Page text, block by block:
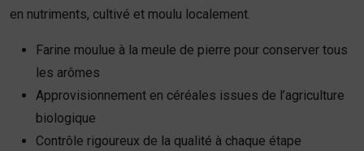
en nutriments, cultivé et moulu localement.
Farine moulue à la meule de pierre pour conserver tous
les arômes
Approvisionnement en céréales issues de l’agriculture
biologique
Contrôle rigoureux de la qualité à chaque étape